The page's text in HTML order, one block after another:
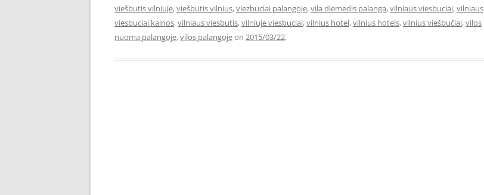
viešbutis vilniuje,viešbutis vilnius,viezbuciai palangoje,vila diemedis palanga,vilniaus viesbuciai,vilniaus
viesbuciai kainos,vilniaus viesbutis,vilniuje viesbuciai,vilnius hotel,vilnius hotels,vilnius viešbučiai,vilos
nuoma palangoje,vilos palangojeon 2015/03/22.